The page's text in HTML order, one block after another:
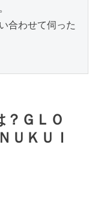
合わせて伺った
ＧＬＯ
ＫＵＩ